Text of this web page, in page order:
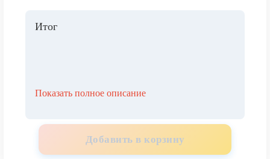
Итог
Показать полное описание
Добавить в корзину